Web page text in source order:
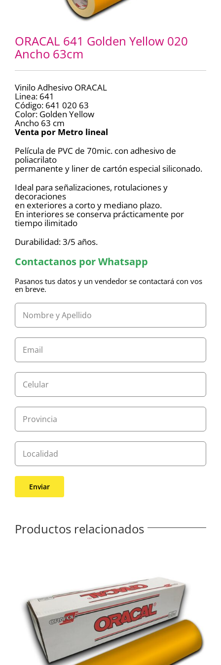
ORACAL 641 Golden Yellow 020
Ancho 63cm
Vinilo Adhesivo ORACAL
Linea: 641
Código: 641 020 63
Color: Golden Yellow
Ancho 63 cm
Venta por Metro lineal
Película de PVC de 70mic. con adhesivo de
poliacrilato
permanente y liner de cartón especial siliconado.
Ideal para señalizaciones, rotulaciones y
decoraciones
en exteriores a corto y mediano plazo.
En interiores se conserva prácticamente por
tiempo ilimitado
Durabilidad: 3/5 años.
Contactanos por Whatsapp
Pasanos tus datos y un vendedor se contactará con vos
en breve.
Productos relacionados